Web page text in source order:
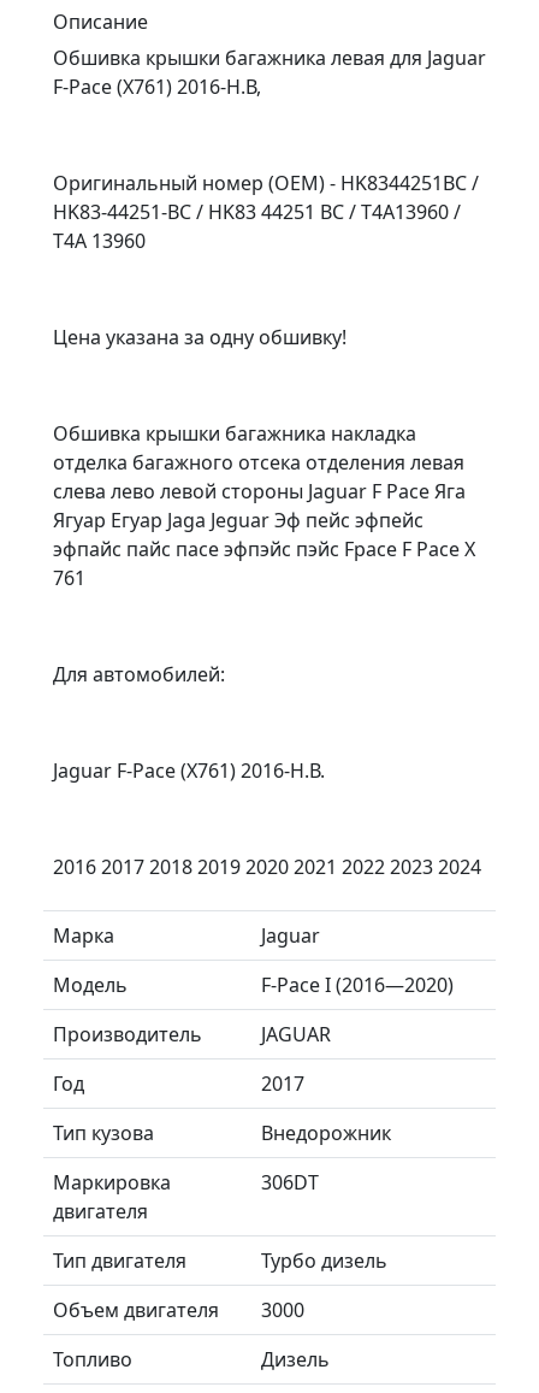
Описание
Обшивка крышки багажника левая для Jaguar
F-Pace (X761) 2016-Н.В,
Оригинальный номер (OEM) - HK8344251BC /
HK83-44251-BC / HK83 44251 BC / T4A13960 /
T4A 13960
Цена указана за одну обшивку!
Обшивка крышки багажника накладка
отделка багажного отсека отделения левая
слева лево левой стороны Jaguar F Pace Яга
Ягуар Егуар Jaga Jeguar Эф пейс эфпейс
эфпайс пайс пасе эфпэйс пэйс Fpace F Pace X
761
Для автомобилей:
Jaguar F-Pace (X761) 2016-Н.В.
2016 2017 2018 2019 2020 2021 2022 2023 2024
Марка
Jaguar
Модель
F-Pace I (2016—2020)
Производитель
JAGUAR
Год
2017
Тип кузова
Внедорожник
Маркировка
двигателя
306DT
Тип двигателя
Турбо дизель
Объем двигателя
3000
Топливо
Дизель